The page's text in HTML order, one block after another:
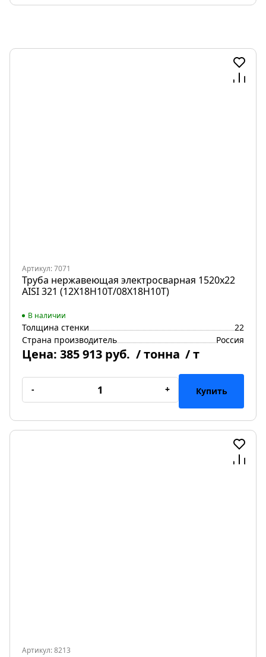
Артикул: 7071
Труба нержавеющая электросварная 1520х22
AISI 321 (12Х18Н10Т/08Х18Н10Т)
В наличии
Толщина стенки
22
Страна производитель
Россия
Цена: 385 913 руб. / тонна / т
- + Купить
Артикул: 8213